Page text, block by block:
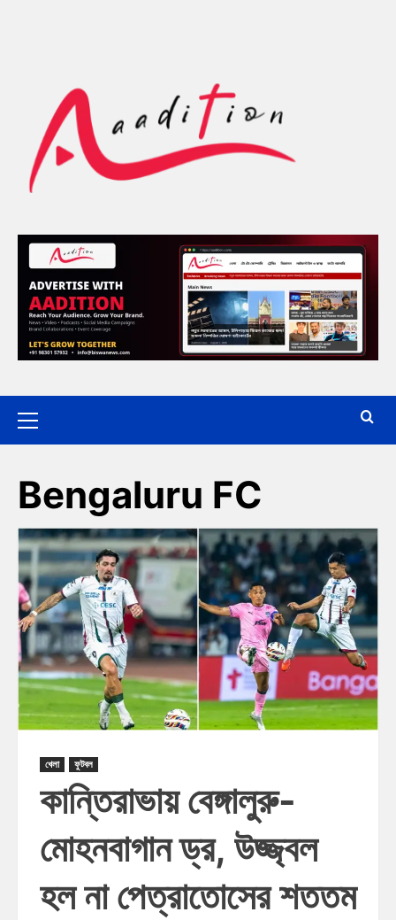
Bengaluru FC
খেলা ফুটবল
কান্তিরাভায় বেঙ্গালুরু-
মোহনবাগান ড্র, উজ্জ্বল
হল না পেত্রাতোসের শততম